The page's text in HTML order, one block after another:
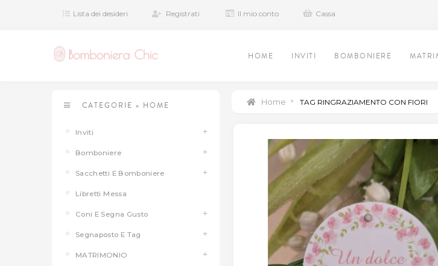
Lista dei desideri Registrati Il mio conto Cassa
HOME INVITI BOMBONIERE
CATEGORIE » HOME
Inviti
Bomboniere
Sacchetti E Bomboniere
Libretti Messa
Coni E Segna Gusto
Segnaposto E Tag
MATRIMONIO
Home > TAG RINGRAZIAMENTO CON FIORI